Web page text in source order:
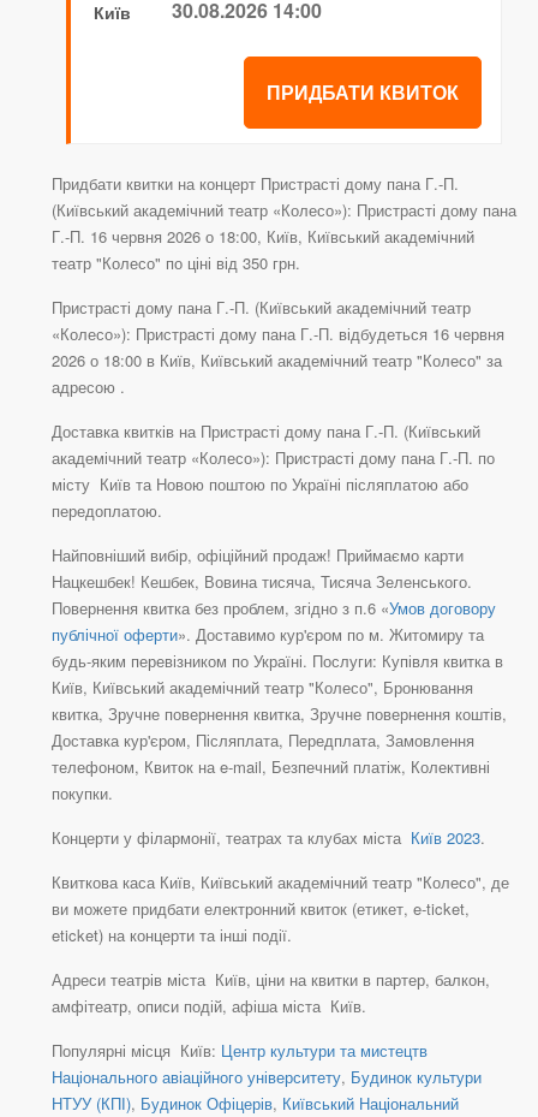
Київ 30.08.2026 14:00
ПРИДБАТИ КВИТОК
Придбати квитки на концерт Пристрасті дому пана Г.-П.
(Київський академічний театр «Колесо»): Пристрасті дому пана
Г.-П. 16 червня 2026 о 18:00, Київ, Київський академічний
театр "Колесо" по ціні від 350 грн.
Пристрасті дому пана Г.-П. (Київський академічний театр
«Колесо»): Пристрасті дому пана Г.-П. відбудеться 16 червня
2026 о 18:00 в Київ, Київський академічний театр "Колесо" за
адресою .
Доставка квитків на Пристрасті дому пана Г.-П. (Київський
академічний театр «Колесо»): Пристрасті дому пана Г.-П. по
місту Київ та Новою поштою по Україні післяплатою або
передоплатою.
Найповніший вибір, офіційний продаж! Приймаємо карти
Нацкешбек! Кешбек, Вовина тисяча, Тисяча Зеленського.
Повернення квитка без проблем, згідно з п.6 «Умов договору
публічної оферти». Доставимо кур'єром по м. Житомиру та
будь-яким перевізником по Україні. Послуги: Купівля квитка в
Київ, Київський академічний театр "Колесо", Бронювання
квитка, Зручне повернення квитка, Зручне повернення коштів,
Доставка кур'єром, Післяплата, Передплата, Замовлення
телефоном, Квиток на e-mail, Безпечний платіж, Колективні
покупки.
Концерти у філармонії, театрах та клубах міста Київ 2023.
Квиткова каса Київ, Київський академічний театр "Колесо", де
ви можете придбати електронний квиток (етикет, e-ticket,
eticket) на концерти та інші події.
Адреси театрів міста Київ, ціни на квитки в партер, балкон,
амфітеатр, описи подій, афіша міста Київ.
Популярні місця Київ: Центр культури та мистецтв
Національного авіаційного університету, Будинок культури
НТУУ (КПІ), Будинок Офіцерів, Київський Національний